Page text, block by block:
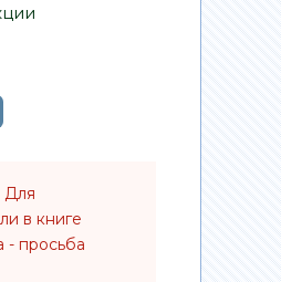
Для
в книге
- просьба